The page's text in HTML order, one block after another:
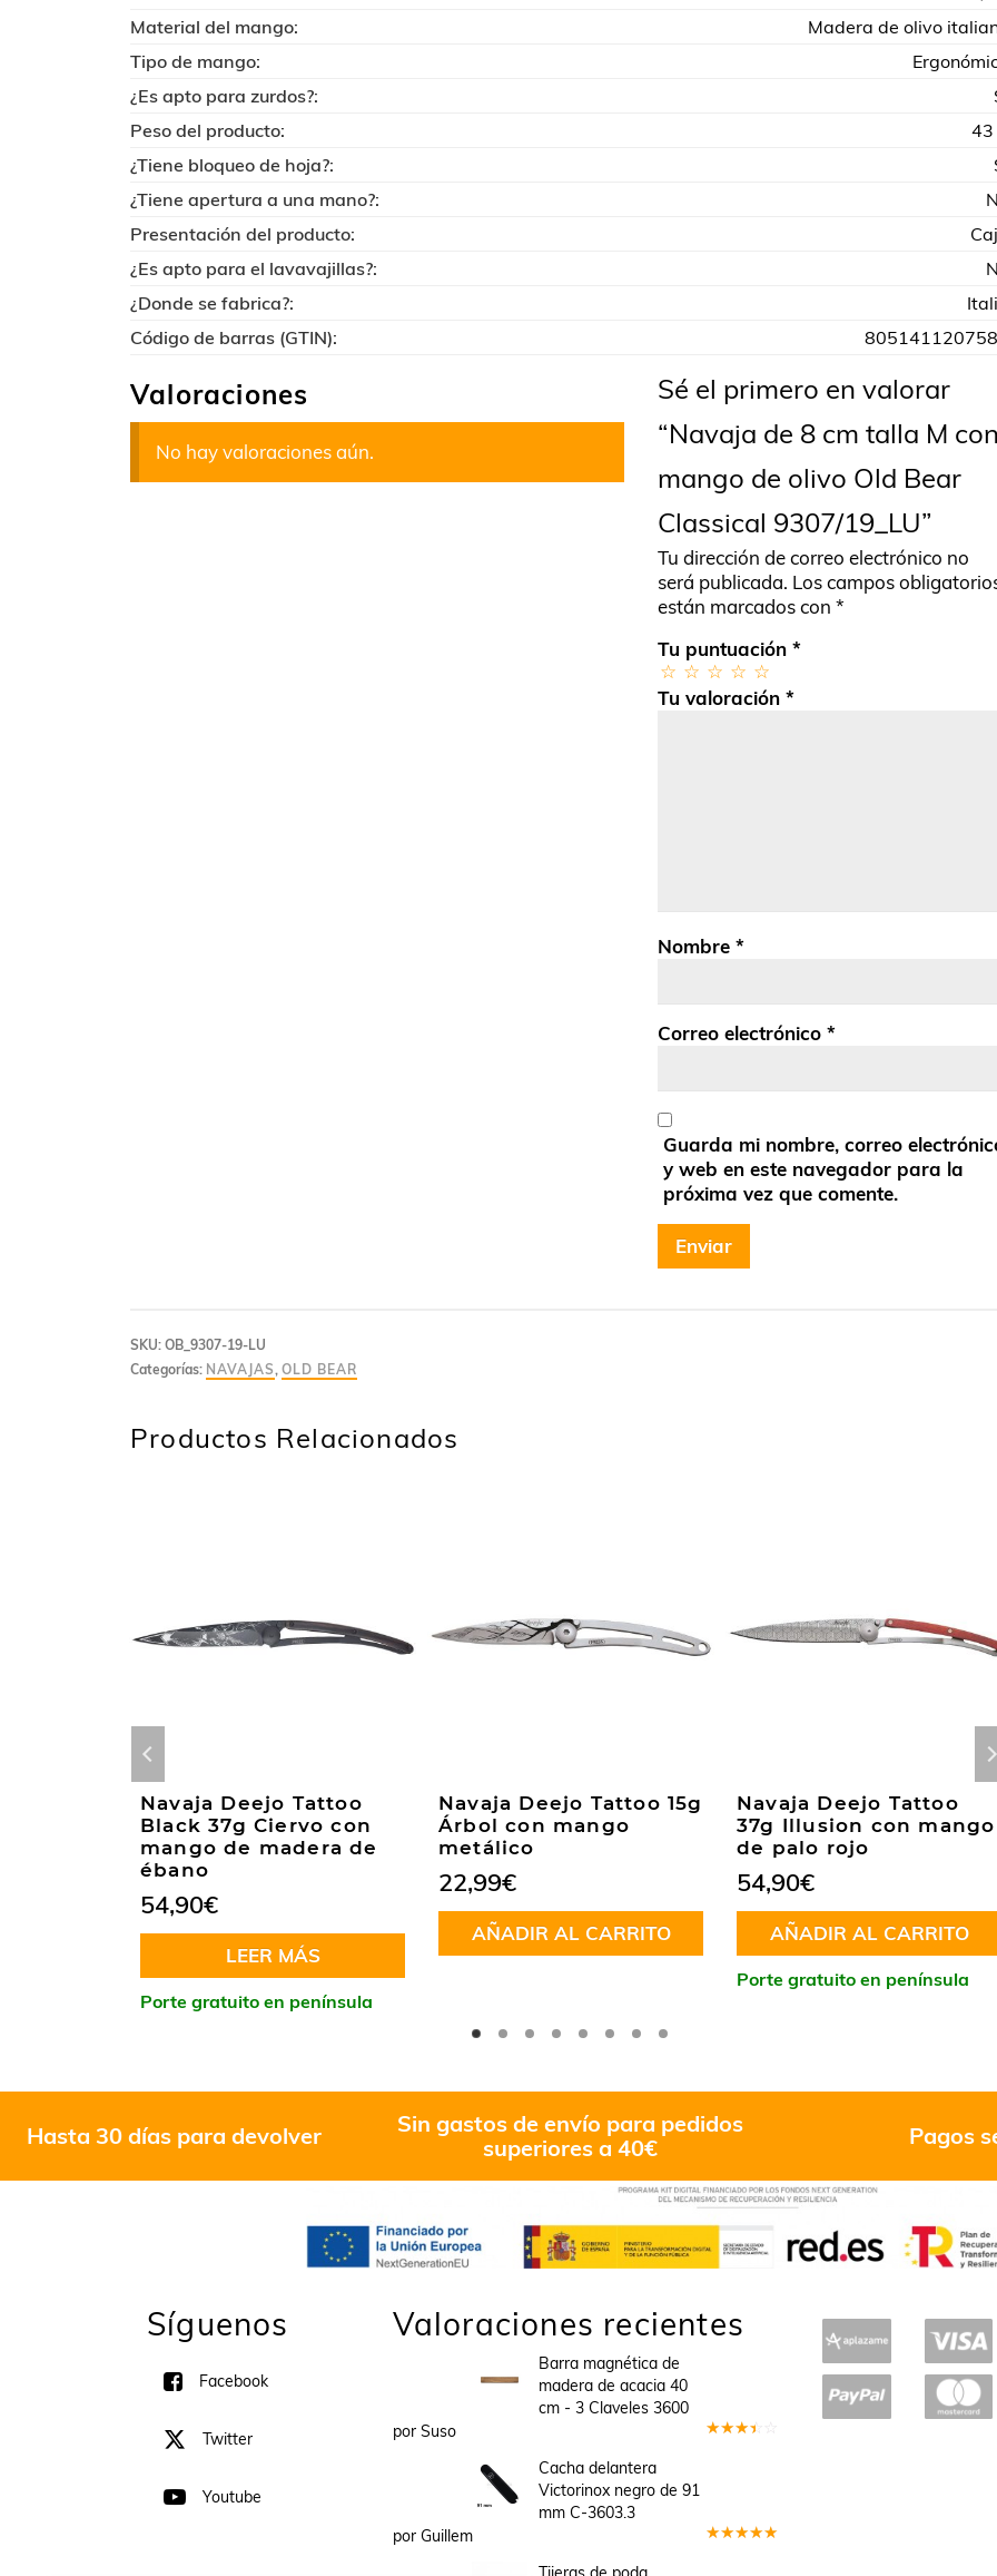
Material del mango:
Madera de olivo
Tipo de mango:
¿Es apto para zurdos?:
Peso del producto:
43
¿Tiene bloqueo de hoja?:
¿Tiene apertura a una mano?:
Presentación del producto:
¿Es apto para el lavavajillas?:
¿Donde se fabrica?:
Código de barras (GTIN):
Valoraciones
No hay valoraciones aún.
Sé el primero en valorar
“Navaja de 8 cm talla M
mango de olivo Old Bear
Classical 9307/19_LU”
Tu dirección de correo electrónico no
será publicada. Los campos
están marcados con *
Tu puntuación *
Tu valoración *
Nombre *
Correo electrónico *
Guarda mi nombre, correo
y web en este navegador para la
próxima vez que comente.
SKU: OB_9307-19-LU
Categorías: NAVAJAS, OLD BEAR
Productos Relacionados
Navaja Deejo Tattoo
Black 37g Ciervo con
mango de madera de
ébano
54,90€
LEER MÁS
Porte gratuito en península
Navaja Deejo Tattoo 15g
Árbol con mango
metálico
22,99€
AÑADIR AL CARRITO
Navaja Deejo Tattoo
37g Illusion con mango
de palo rojo
54,90€
AÑADIR AL CARRITO
Porte gratuito en península
Hasta 30 días para devolver
Sin gastos de envío para pedidos
superiores a 40€
Pagos
Síguenos
Facebook
Twitter
Youtube
Valoraciones recientes
Barra magnética de
madera de acacia 40
cm - 3 Claveles 3600
por Suso
Cacha delantera
Victorinox negro de 91
mm C-3603.3
por Guillem